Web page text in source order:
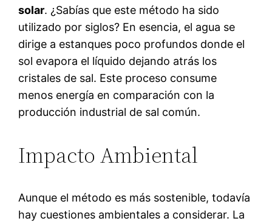
solar. ¿Sabías que este método ha sido
utilizado por siglos? En esencia, el agua se
dirige a estanques poco profundos donde el
sol evapora el líquido dejando atrás los
cristales de sal. Este proceso consume
menos energía en comparación con la
producción industrial de sal común.
Impacto Ambiental
Aunque el método es más sostenible, todavía
hay cuestiones ambientales a considerar. La